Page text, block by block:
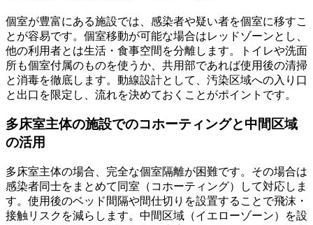
個室が豊富にある施設では、感染者や疑い者を個室に移すこ
とが容易です。個室移動が可能な場合はレッドゾーンとし、
他の利用者とは生活・食事空間を分離します。トイレや洗面
所も個室付属のものを使うか、共用部であれば使用後の清掃
と消毒を徹底します。動線設計として、汚染区域への入り口
と出口を限定し、流れを決めておくことがポイントです。
多床室主体の施設でのコホーティングと中間区域
の活用
多床室主体の場合、完全な個室隔離が困難です。その場合は
感染者同士をまとめて同室（コホーティング）して対応しま
す。使用後のベッド間隔や間仕切りを設置することで飛沫・
接触リスクを減らします。中間区域（イエローゾーン）を設